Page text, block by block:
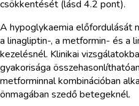
csökkentését (lásd 4.2 pont).
A hypoglykaemia előfordulását
a linagliptin-, a metformin- és a
kezelésnél. Klinikai
gyakorisága
metforminnal kombinációban
önmagában szedő betegeknél.